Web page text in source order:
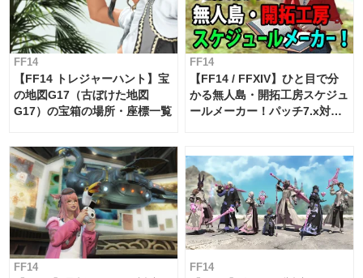
FF14
【FF14 トレジャーハント】宝
の地図G17（古ぼけた地図
G17）の宝箱の場所・座標一覧
FF14
【FF14 / FFXIV】ひと目で分
かる無人島・開拓工房スケジュ
ールメーカー！パッチ7.x対応
FF14 FF14